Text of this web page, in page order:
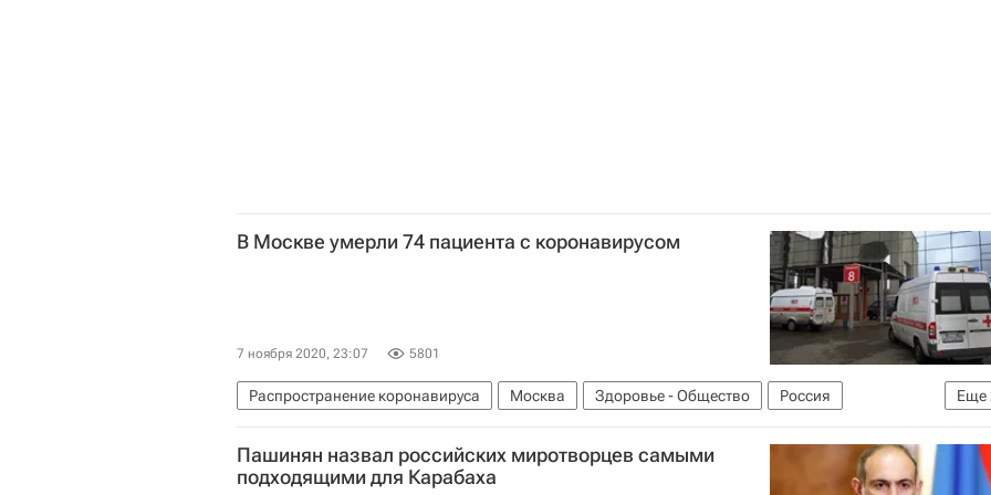
В Москве умерли 74 пациента с коронавирусом
7 ноября 2020, 23:07 5801
Еще
Распространение коронавируса Москва Здоровье - Общество
Россия
Коронавирус COVID-19
Коронавирус в России
Пашинян назвал российских миротворцев самыми
подходящими для Карабаха